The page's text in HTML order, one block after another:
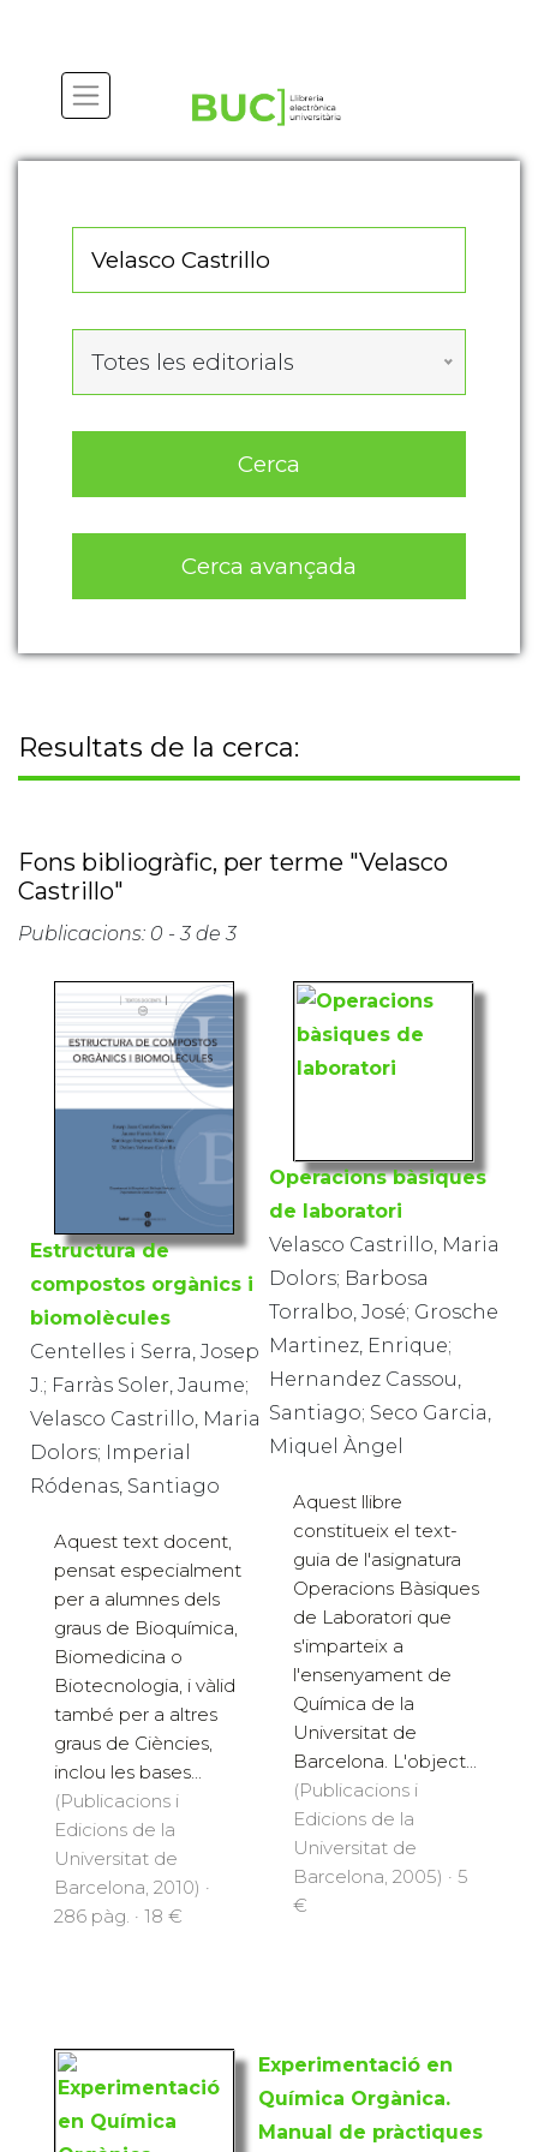
Totes les editorials
Cerca
Cerca avançada
Resultats de la cerca:
Fons bibliogràfic, per terme "Velasco
Castrillo"
Publicacions: 0 - 3 de 3
Estructura de
compostos orgànics i
biomolècules
Centelles i Serra, Josep
J.; Farràs Soler, Jaume;
Velasco Castrillo, Maria
Dolors; Imperial
Ródenas, Santiago
Aquest text docent,
pensat especialment
per a alumnes dels
graus de Bioquímica,
Biomedicina o
Biotecnologia, i vàlid
també per a altres
graus de Ciències,
inclou les bases...
(Publicacions i
Edicions de la
Universitat de
Barcelona, 2010) ·
286 pàg. · 18 €
Operacions bàsiques
de laboratori
Velasco Castrillo, Maria
Dolors; Barbosa
Torralbo, José; Grosche
Martinez, Enrique;
Hernandez Cassou,
Santiago; Seco Garcia,
Miquel Àngel
Aquest llibre
constitueix el text-
guia de l'asignatura
Operacions Bàsiques
de Laboratori que
s'imparteix a
l'ensenyament de
Química de la
Universitat de
Barcelona. L'object...
(Publicacions i
Edicions de la
Universitat de
Barcelona, 2005) · 5
€
Experimentació en
Química Orgànica.
Manual de pràctiques